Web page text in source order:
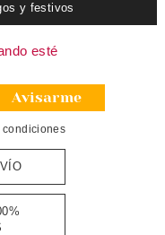
y festivos
esté
Avisarme
condiciones